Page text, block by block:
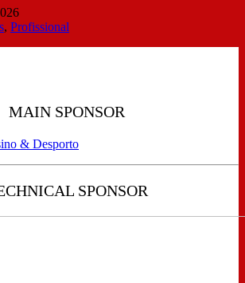
, Profissional
MAIN SPONSOR
SPONSOR